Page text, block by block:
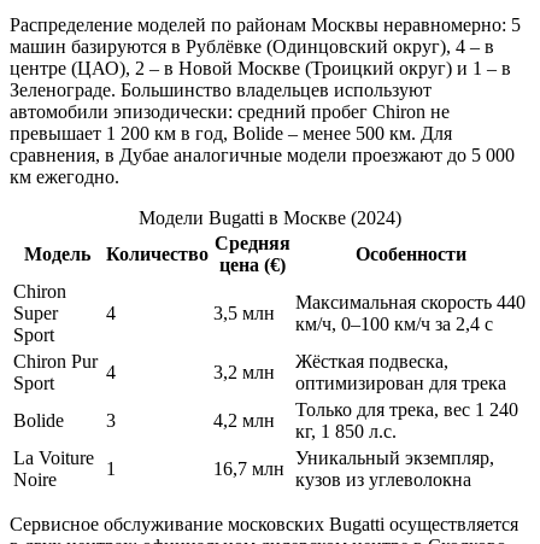
Распределение моделей по районам Москвы неравномерно: 5
машин базируются в Рублёвке (Одинцовский округ), 4 – в
центре (ЦАО), 2 – в Новой Москве (Троицкий округ) и 1 – в
Зеленограде. Большинство владельцев используют
автомобили эпизодически: средний пробег Chiron не
превышает 1 200 км в год, Bolide – менее 500 км. Для
сравнения, в Дубае аналогичные модели проезжают до 5 000
км ежегодно.
Модели Bugatti в Москве (2024)
Модель
Количество
Средняя
цена (€)
Особенности
Chiron
Super
Sport
4 3,5 млн
Максимальная скорость 440
км/ч, 0–100 км/ч за 2,4 с
Chiron Pur
Sport
4 3,2 млн
Жёсткая подвеска,
оптимизирован для трека
Bolide
3 4,2 млн
Только для трека, вес 1 240
кг, 1 850 л.с.
La Voiture
Noire
1 16,7 млн
Уникальный экземпляр,
кузов из углеволокна
Сервисное обслуживание московских Bugatti осуществляется